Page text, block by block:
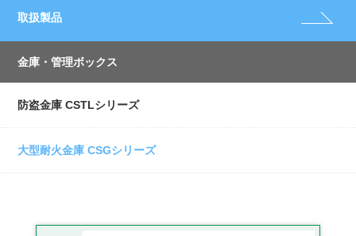
取扱製品
金庫・管理ボックス
防盗金庫 CSTLシリーズ
大型耐火金庫 CSGシリーズ